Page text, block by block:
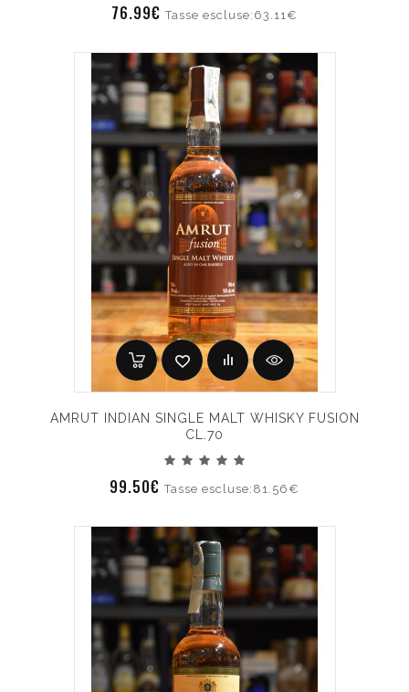
76.99€Tasse escluse:63.11€
AMRUT INDIAN SINGLE MALT WHISKY FUSION
CL.70
99.50€Tasse escluse:81.56€